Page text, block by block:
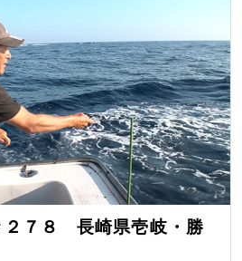
２７８ 長崎県壱岐・勝